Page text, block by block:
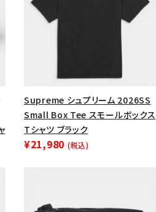
Supreme シュプリーム 2026SS
Small Box Tee スモールボックス
Tシャツ ブラック
¥21,980 (税込)